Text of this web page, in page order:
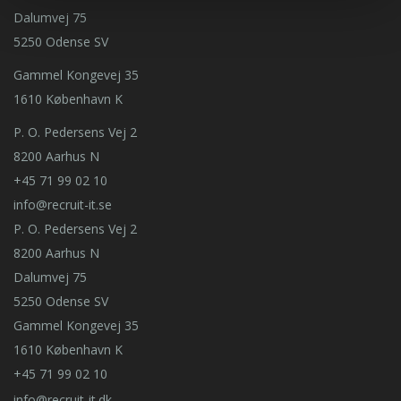
Dalumvej 75
5250 Odense SV
Gammel Kongevej 35
1610 København K
P. O. Pedersens Vej 2
8200 Aarhus N
+45 71 99 02 10
info@recruit-it.se
P. O. Pedersens Vej 2
8200 Aarhus N
Dalumvej 75
5250 Odense SV
Gammel Kongevej 35
1610 København K
+45 71 99 02 10